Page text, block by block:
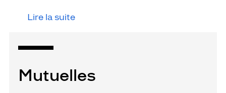
Lire la suite
Mutuelles